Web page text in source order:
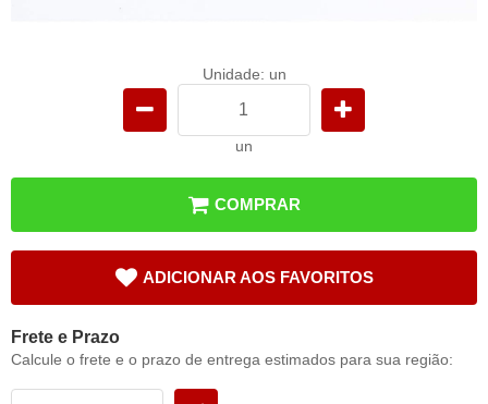
Unidade: un
un
COMPRAR
ADICIONAR AOS FAVORITOS
Frete e Prazo
Calcule o frete e o prazo de entrega estimados para sua região: